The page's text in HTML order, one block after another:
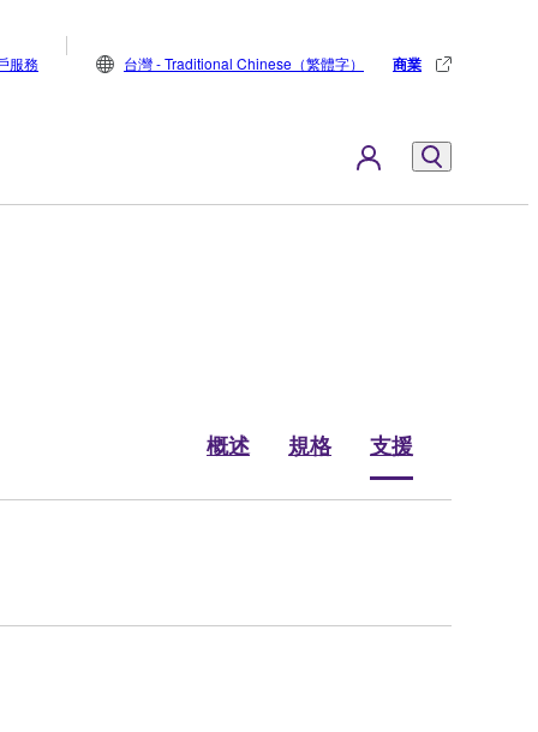
服務 台灣 - Traditional Chinese（繁體字） 商業
概述 規格 支援